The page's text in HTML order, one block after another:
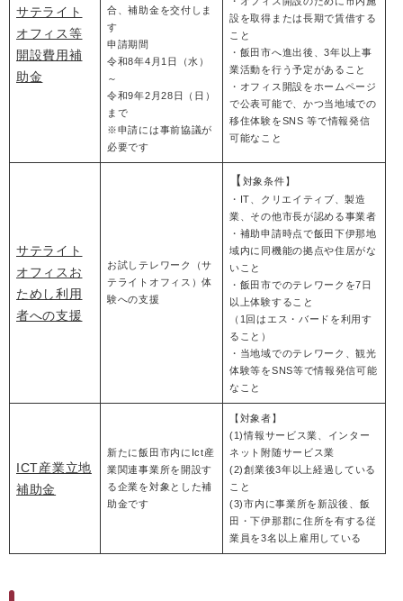
サテライト
オフィス等
開設費用補
助金
合、補助金を交付しま
す
申請期間
令和8年4月1日（水）
～
令和9年2月28日（日）
まで
※申請には事前協議が
必要です
設を取得または長期で賃借する
こと
・飯田市へ進出後、3年以上事
業活動を行う予定があること
・オフィス開設をホームページ
で公表可能で、かつ当地域での
移住体験をSNS 等で情報発信
可能なこと
サテライト
オフィスお
ためし利用
者への支援
お試しテレワーク（サ
テライトオフィス）体
験への支援
【 対象条件】
・IT、クリエイティブ、製造
業、その他市長が認める事業者
・補助申請時点で飯田下伊那地
域内に同機能の拠点や住居がな
いこと
・飯田市でのテレワークを7日
以上体験すること
（1回はエス・バードを利用す
ること）
・当地域でのテレワーク、観光
体験等をSNS等で情報発信可能
なこと
ICT産業立地
補助金
新たに飯田市内にIct産
業関連事業所を開設す
る企業を対象とした補
助金です
【対象者】
(1)情報サービス業、インター
ネット附随サービス業
(2)創業後3年以上経過している
こと
(3)市内に事業所を新設後、飯
田・下伊那郡に住所を有する従
業員を3名以上雇用している